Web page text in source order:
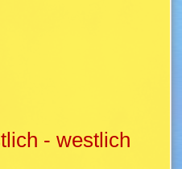
- westlich